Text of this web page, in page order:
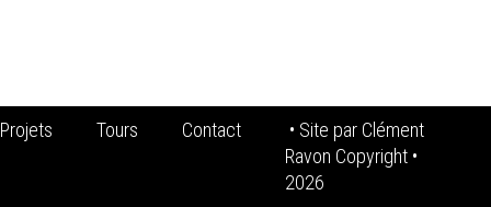
Projets Tours Contact • Site par Clément
Ravon Copyright •
2026